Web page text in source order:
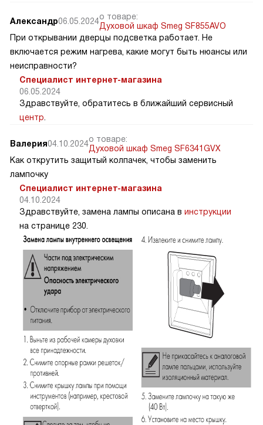
Александр06.05.2024о товаре:
Духовой шкаф Smeg SF855AVO
При открывании дверцы подсветка работает. Не
включается режим нагрева, какие могут быть нюансы или
неисправности?
Специалист интернет-магазина
06.05.2024
Здравствуйте, обратитесь в ближайший сервисный
центр
Валерия04.10.2024о товаре:
Духовой шкаф Smeg SF6341GVX
Как открутить защитый колпачек, чтобы заменить
лампочку
Специалист интернет-магазина
04.10.2024
Здравствуйте, замена лампы описана в инструкции
на странице 230.